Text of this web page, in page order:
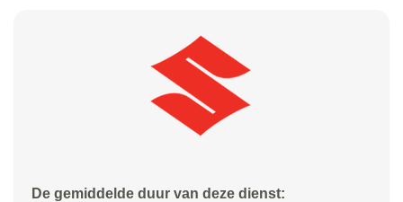
De gemiddelde duur van deze dienst: